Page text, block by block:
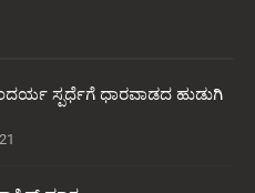
ಸ್ಪರ್ಧೆಗೆ ಧಾರವಾಡದ ಹುಡುಗಿ